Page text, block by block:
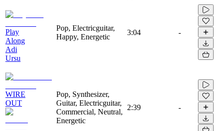
Play
Along
Adi
Ursu
Pop, Electricguitar,
Happy, Energetic
3:04 -
WIRE
OUT
Pop, Synthesizer,
Guitar, Electricguitar,
Commercial, Neutral,
Energetic
2:39 -